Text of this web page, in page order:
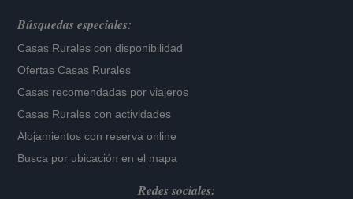
Búsquedas especiales:
Casas Rurales con disponibilidad
Ofertas Casas Rurales
Casas recomendadas por viajeros
Casas Rurales con actividades
Alojamientos con reserva online
Busca por ubicación en el mapa
Redes sociales: